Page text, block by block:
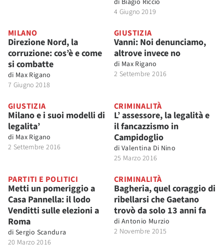
di Biagio Riccio
4 Giugno 2019
MILANO
Direzione Nord, la
corruzione: cos’è e come
si combatte
di Max Rigano
7 Giugno 2018
GIUSTIZIA
Vanni: Noi denunciamo,
altrove invece no
di Max Rigano
2 Settembre 2016
GIUSTIZIA
Milano e i suoi modelli di
legalita’
di Max Rigano
2 Settembre 2016
CRIMINALITÀ
L’ assessore, la legalità e
il fancazzismo in
Campidoglio
di Valentina Di Nino
25 Marzo 2016
PARTITI E POLITICI
Metti un pomeriggio a
Casa Pannella: il lodo
Venditti sulle elezioni a
Roma
di Sergio Scandura
20 Marzo 2016
CRIMINALITÀ
Bagheria, quel coraggio di
ribellarsi che Gaetano
trovò da solo 13 anni fa
di Antonio Murzio
2 Novembre 2015